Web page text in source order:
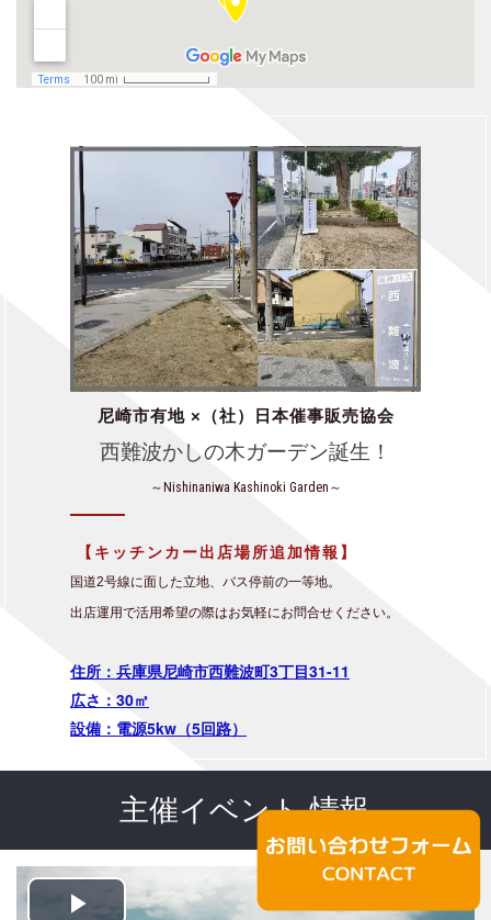
尼崎市有地 ×（社）日本催事販売協会
西難波かしの木ガーデン誕生！
～Nishinaniwa Kashinoki Garden～
【キッチンカー出店場所追加情報】
国道2号線に面した立地、バス停前の一等地。
出店運用で活用希望の際はお気軽にお問合せください。
住所：兵庫県尼崎市西難波町3丁目31-11
広さ：30㎡
設備：電源5kw（5回路）
主催イベント 情報